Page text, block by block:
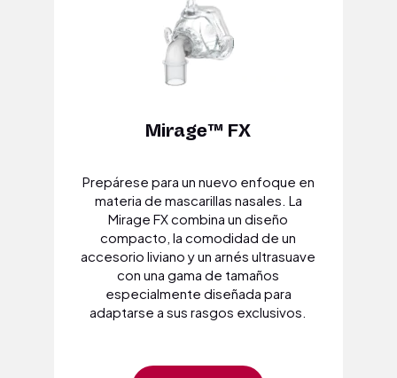
Mirage™ FX
Prepárese para un nuevo enfoque en
materia de mascarillas nasales. La
Mirage FX combina un diseño
compacto, la comodidad de un
accesorio liviano y un arnés ultrasuave
con una gama de tamaños
especialmente diseñada para
adaptarse a sus rasgos exclusivos.